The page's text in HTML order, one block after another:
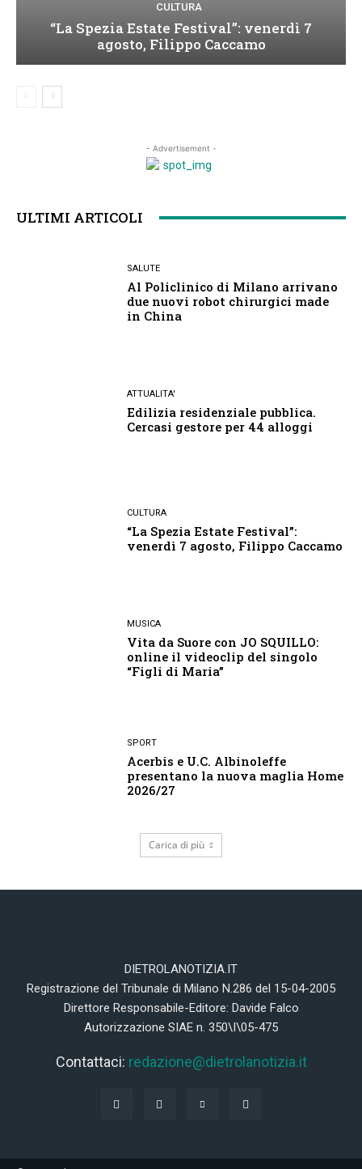
CULTURA
“La Spezia Estate Festival”: venerdì 7
agosto, Filippo Caccamo
- Advertisement -
ULTIMI ARTICOLI
SALUTE
Al Policlinico di Milano arrivano
due nuovi robot chirurgici made
in China
ATTUALITA'
Edilizia residenziale pubblica.
Cercasi gestore per 44 alloggi
CULTURA
“La Spezia Estate Festival”:
venerdì 7 agosto, Filippo Caccamo
MUSICA
Vita da Suore con JO SQUILLO:
online il videoclip del singolo
“Figli di Maria”
SPORT
Acerbis e U.C. Albinoleffe
presentano la nuova maglia Home
2026/27
Carica di più
DIETROLANOTIZIA.IT
Registrazione del Tribunale di Milano N.286 del 15-04-2005
Direttore Responsabile-Editore: Davide Falco
Autorizzazione SIAE n. 350\I\05-475
Contattaci: redazione@dietrolanotizia.it